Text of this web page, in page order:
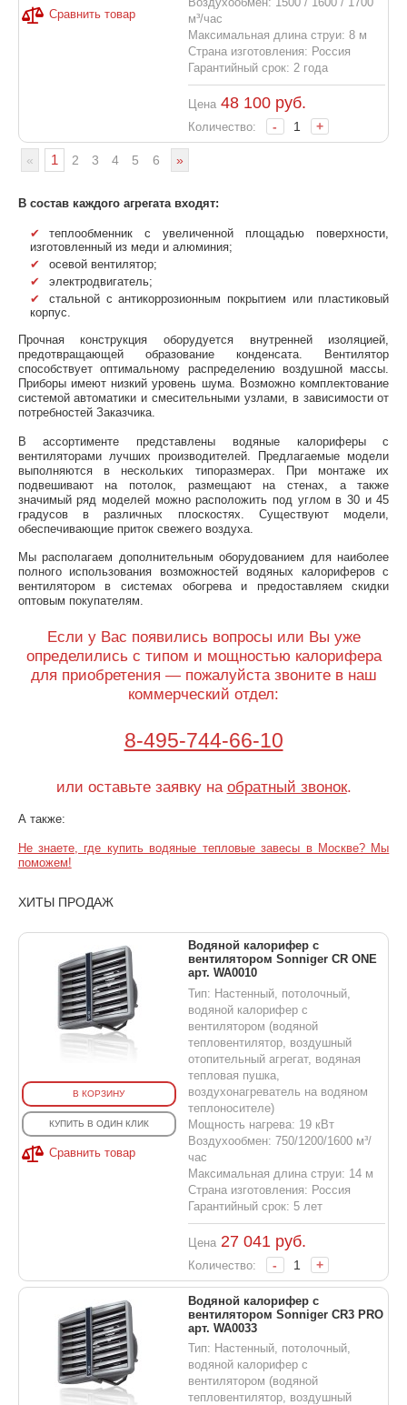
Сравнить товар
м³/час
Максимальная длина струи: 8 м
Страна изготовления: Россия
Гарантийный срок: 2 года
Цена 48 100руб.
Количество: - +
« 1 2 3 4 5 6 »
В состав каждого агрегата входят:
теплообменник с увеличенной площадью поверхности,
изготовленный из меди и алюминия;
осевой вентилятор;
электродвигатель;
стальной с антикоррозионным покрытием или пластиковый
корпус.
Прочная конструкция оборудуется внутренней изоляцией,
предотвращающей образование конденсата. Вентилятор
способствует оптимальному распределению воздушной массы.
Приборы имеют низкий уровень шума. Возможно комплектование
системой автоматики и смесительными узлами, в зависимости от
потребностей Заказчика.
В ассортименте представлены водяные калориферы с
вентиляторами лучших производителей. Предлагаемые модели
выполняются в нескольких типоразмерах. При монтаже их
подвешивают на потолок, размещают на стенах, а также
значимый ряд моделей можно расположить под углом в 30 и 45
градусов в различных плоскостях. Существуют модели,
обеспечивающие приток свежего воздуха.
Мы располагаем дополнительным оборудованием для наиболее
полного использования возможностей водяных калориферов с
вентилятором в системах обогрева и предоставляем скидки
оптовым покупателям.
Если у Вас появились вопросы или Вы уже
определились с типом и мощностью калорифера
для приобретения — пожалуйста звоните в наш
коммерческий отдел:
8-495-744-66-10
или оставьте заявку на обратный звонок.
А также:
Не знаете, где купить водяные тепловые завесы в Москве? Мы
поможем!
ХИТЫ ПРОДАЖ
В КОРЗИНУ
КУПИТЬ В ОДИН КЛИК
Сравнить товар
Водяной калорифер с
вентилятором Sonniger CR ONE
арт. WA0010
Тип: Настенный, потолочный,
водяной калорифер с
вентилятором (водяной
тепловентилятор, воздушный
отопительный агрегат, водяная
тепловая пушка,
воздухонагреватель на водяном
теплоносителе)
Мощность нагрева: 19 кВт
Воздухообмен: 750/1200/1600 м³/
час
Максимальная длина струи: 14 м
Страна изготовления: Россия
Гарантийный срок: 5 лет
Цена 27 041 руб.
Количество: - +
Водяной калорифер с
вентилятором Sonniger CR3 PRO
арт. WA0033
Тип: Настенный, потолочный,
водяной калорифер с
вентилятором (водяной
тепловентилятор, воздушный